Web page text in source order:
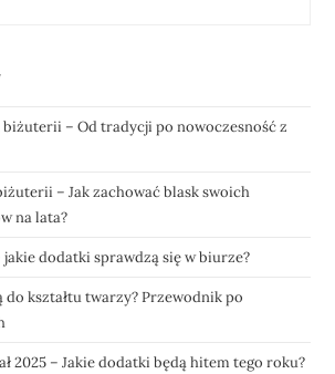
– Od tradycji po nowoczesność z
– Jak zachować blask swoich
na lata?
dodatki sprawdzą się w biurze?
do kształtu twarzy? Przewodnik po
2025 – Jakie dodatki będą hitem tego roku?